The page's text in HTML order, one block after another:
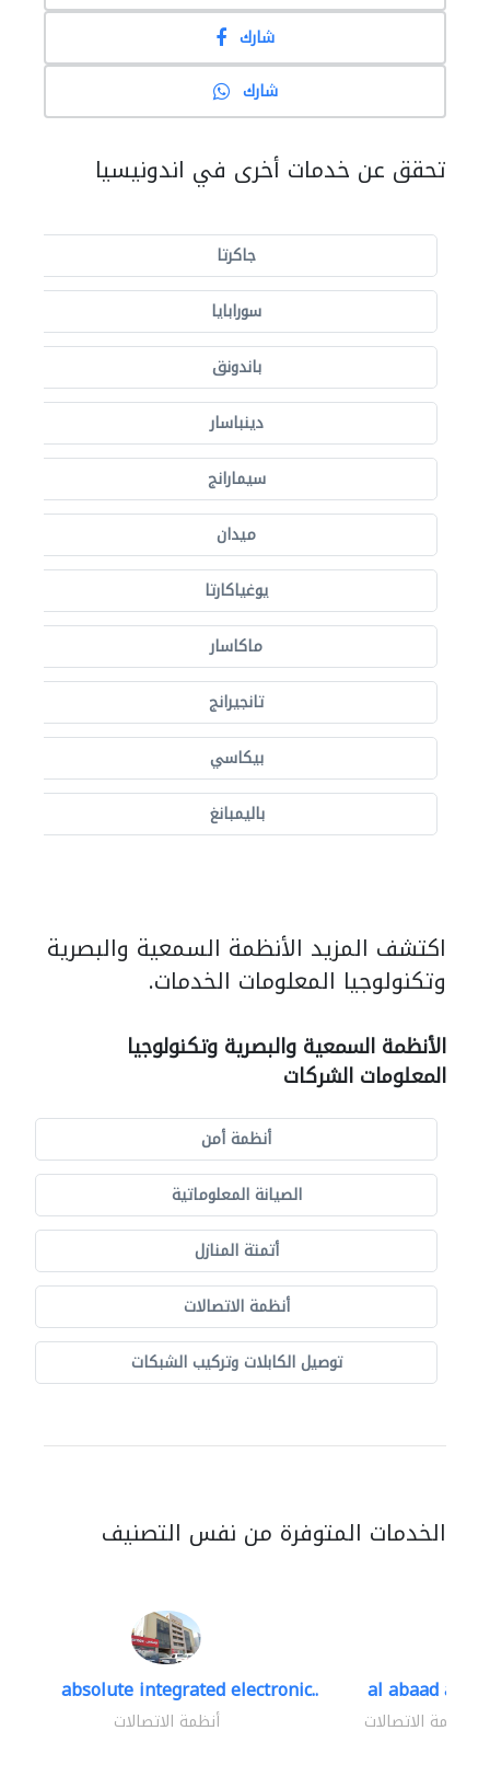
شارك
شارك
تحقق عن خدمات أخرى في اندونيسيا
جاكرتا
سورابايا
باندونق
دينباسار
سيمارانج
ميدان
يوغياكارتا
ماكاسار
تانجيرانج
بيكاسي
باليمبانغ
اكتشف المزيد الأنظمة السمعية والبصرية
وتكنولوجيا المعلومات الخدمات.
الأنظمة السمعية والبصرية وتكنولوجيا
المعلومات الشركات
أنظمة أمن
الصيانة المعلوماتية
أتمتة المنازل
أنظمة الاتصالات
توصيل الكابلات وتركيب الشبكات
الخدمات المتوفرة من نفس التصنيف
absolute integrated electronic..
أنظمة الاتصالات
al abaad al..
أنظمة الاتصالات